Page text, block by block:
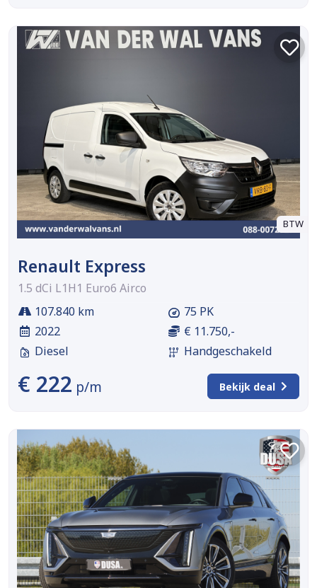
BTW
Renault Express
1.5 dCi L1H1 Euro6 Airco
107.840 km
2022
Diesel
75 PK
€ 11.750,-
Handgeschakeld
€ 222 p/m Bekijk deal